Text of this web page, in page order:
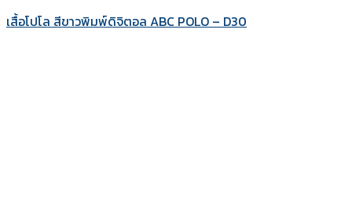
เสื้อโปโล สีขาวพิมพ์ดิจิตอล ABC POLO – D30